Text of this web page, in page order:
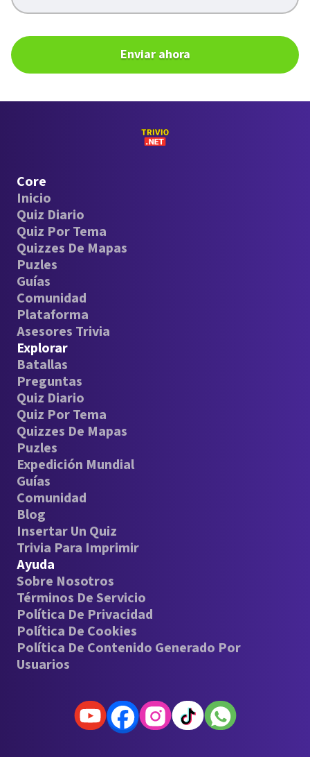
Enviar ahora
Core
Inicio
Quiz Diario
Quiz Por Tema
Quizzes De Mapas
Puzles
Guías
Comunidad
Plataforma
Asesores Trivia
Explorar
Batallas
Preguntas
Quiz Diario
Quiz Por Tema
Quizzes De Mapas
Puzles
Expedición Mundial
Guías
Comunidad
Blog
Insertar Un Quiz
Trivia Para Imprimir
Ayuda
Sobre Nosotros
Términos De Servicio
Política De Privacidad
Política De Cookies
Política De Contenido Generado Por
Usuarios